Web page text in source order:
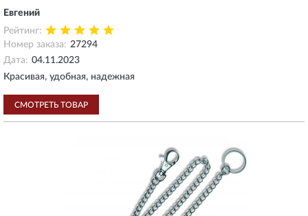
Евгений
Рейтинг:
Номер заказа: 27294
Дата: 04.11.2023
Красивая, удобная, надежная
СМОТРЕТЬ ТОВАР